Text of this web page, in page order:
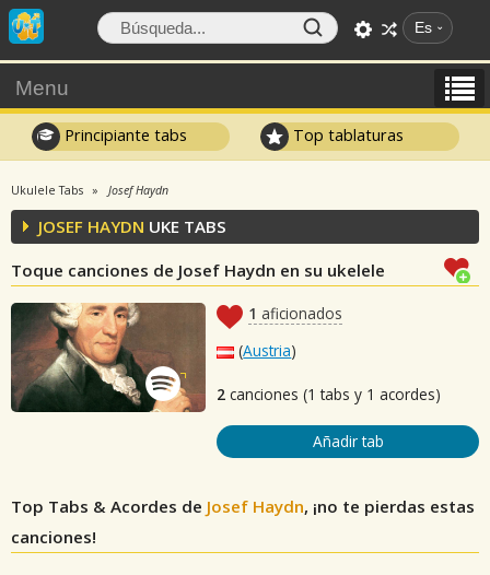
Es
Menu
Principiante tabs Top tablaturas
Ukulele Tabs Josef Haydn
JOSEF HAYDN UKE TABS
Toque canciones de Josef Haydn en su ukelele
1 aficionados
(Austria)
2 canciones (1 tabs y 1 acordes)
Añadir tab
Top Tabs & Acordes de Josef Haydn, ¡no te pierdas estas
canciones!